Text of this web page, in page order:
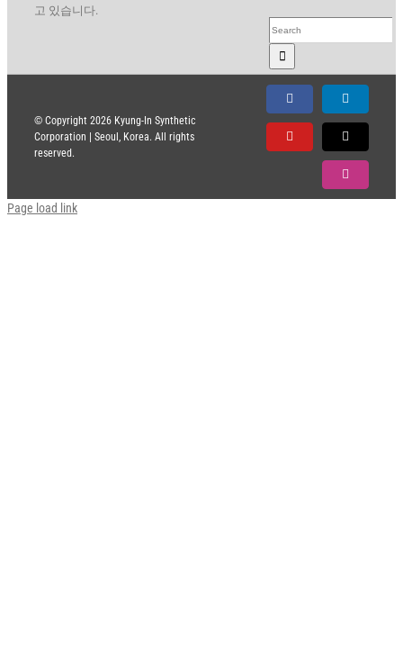
고 있습니다.
Search
for:
© Copyright 2026 Kyung-In Synthetic
Corporation | Seoul, Korea. All rights
reserved.
FacebookLinkedIn
YouTube X
Instagram
Page load link